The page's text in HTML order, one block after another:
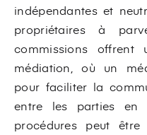
indépendantes et
propriétaires à
commissions offrent
médiation, où un
pour faciliter la
entre les parties en
procédures peut